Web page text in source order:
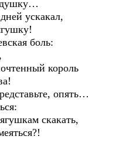
ускакал,
боль:
король
опять…
скакать,